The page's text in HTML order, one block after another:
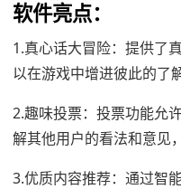
软件亮点：
1.真心话大冒险：提供了
以在游戏中增进彼此的了
2.趣味投票：投票功能允
解其他用户的看法和意见
3.优质内容推荐：通过智